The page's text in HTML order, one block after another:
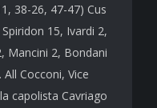
38-26, 47-47) Cus
15, Ivardi 2,
Mancini 2, Bondani
Cocconi, Vice
capolista Cavriago